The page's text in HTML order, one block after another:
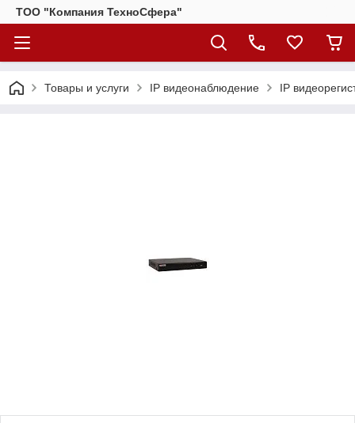
ТОО "Компания ТехноСфера"
Товары и услуги IP видеонаблюдение IP